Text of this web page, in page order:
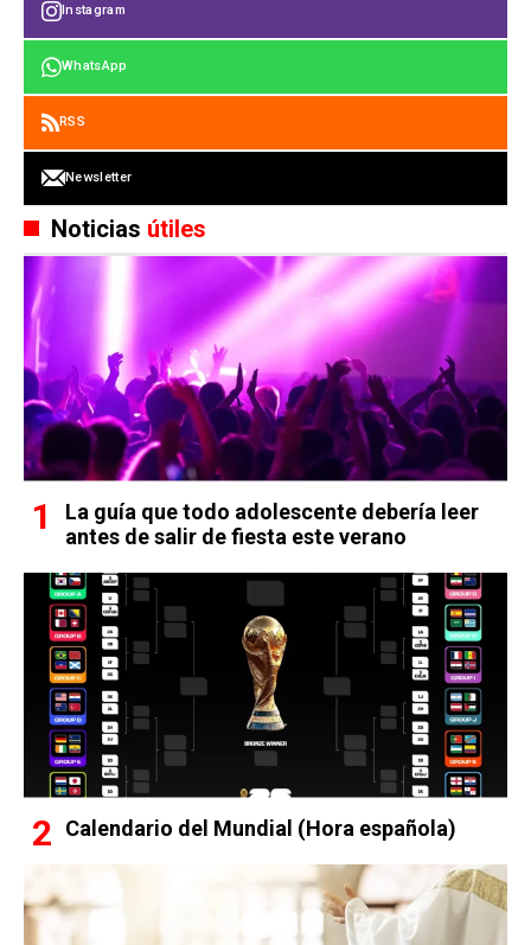
Instagram
WhatsApp
RSS
Newsletter
Noticias útiles
La guía que todo adolescente debería leer
antes de salir de fiesta este verano
Calendario del Mundial (Hora española)